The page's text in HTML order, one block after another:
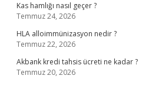
Kas hamlığı nasıl geçer ?
Temmuz 24, 2026
HLA alloimmünizasyon nedir ?
Temmuz 22, 2026
Akbank kredi tahsis ücreti ne kadar ?
Temmuz 20, 2026